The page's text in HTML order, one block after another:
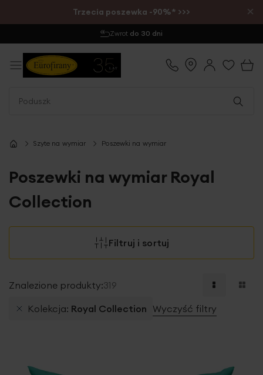
Trzecia poszewka -90%* >>> ×
Wysyłka 1-2 dni
Szyte na wymiar Poszewki na wymiar
Poszewki na wymiar Royal
Collection
Filtruj i sortuj
Znalezione produkty:319
Kolekcja Royal Collection Wyczyść filtry